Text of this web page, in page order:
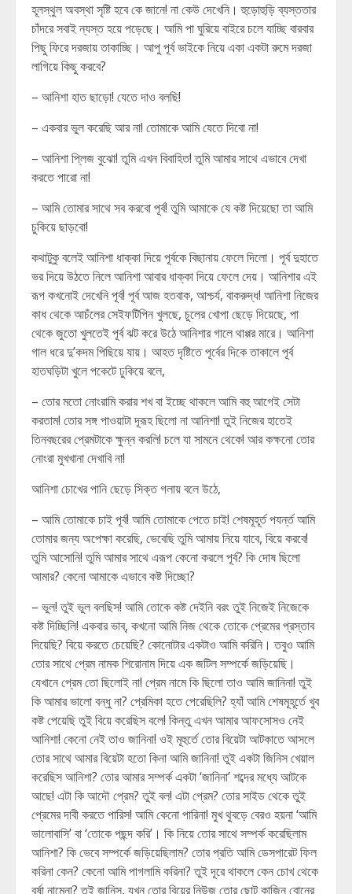
হূলস্থুল অবস্থা সৃষ্টি হবে কে জানে! না কেউ দেখেনি। হুড়োহুড়ি ব্যস্ততার
চাঁদরে সবাই ন্যস্ত হয়ে পড়েছে। আমি পা ঘুরিয়ে বাইরে চলে যাচ্ছি বারবার
পিছু ফিরে দরজায় তাকাচ্ছি। আপু পূর্ব ভাইকে নিয়ে একা একটা রুমে দরজা
লাগিয়ে কিছু করবে?
– আনিশা হাত ছাড়ো! যেতে দাও বলছি!
– একবার ভুল করেছি আর না! তোমাকে আমি যেতে দিবো না!
– আনিশা প্লিজ বুঝো! তুমি এখন বিবাহিত! তুমি আমার সাথে এভাবে দেখা
করতে পারো না!
– আমি তোমার সাথে সব করবো পূর্ব! তুমি আমাকে যে কষ্ট দিয়েছো তা আমি
চুকিয়ে ছাড়বো!
কথাটুকু বলেই আনিশা ধাক্কা দিয়ে পূর্বকে বিছানায় ফেলে দিলো। পূর্ব দুহাতে
ভর দিয়ে উঠতে নিলে আনিশা আবার ধাক্কা দিয়ে ফেলে দেয়। আনিশার এই
রূপ কখনোই দেখেনি পূর্ব! পূর্ব আজ হতবাক, আশ্চর্য, বাকরুদ্ধ! আনিশা নিজের
কাধ থেকে আচঁলের সেইফটিপিন খুলছে, চুলের খোপা ছেড়ে দিয়েছে, পা
থেকে জুতো খুলতেই পূর্ব ঝট করে উঠে আনিশার গালে থাপ্পর মারে। আনিশা
গাল ধরে দু’কদম পিছিয়ে যায়। আহত দৃষ্টিতে পূর্বের দিকে তাকালে পূর্ব
হাতঘড়িটা খুলে পকেটে ঢুকিয়ে বলে,
– তোর মতো নোংরামি করার শখ বা ইচ্ছে থাকলে আমি বহু আগেই সেটা
করতাম! তোর সঙ্গ পাওয়াটা দূরূহ ছিলো না আনিশা! তুই নিজের হাতেই
তিনবছরের প্রেমটাকে ক্ষুন্ন করলি! চলে যা সামনে থেকে! আর কক্ষনো তোর
নোংরা মুখখানা দেখাবি না!
আনিশা চোখের পানি ছেড়ে সিক্ত গলায় বলে উঠে,
– আমি তোমাকে চাই পূর্ব! আমি তোমাকে পেতে চাই! শেষমূহূর্ত পযর্ন্ত আমি
তোমার জন্য অপেক্ষা করেছি, ভেবেছি তুমি আমায় নিয়ে যাবে, বিয়ে করবে!
তুমি আসোনি! তুমি আমার সাথে এরূপ কেনো করলে পূর্ব? কি দোষ ছিলো
আমার? কেনো আমাকে এভাবে কষ্ট দিচ্ছো?
– ভুল! তুই ভুল বলছিস! আমি তোকে কষ্ট দেইনি বরং তুই নিজেই নিজেকে
কষ্ট দিচ্ছিলি! একবার ভাব্, কখনো আমি নিজ থেকে তোকে প্রেমের প্রস্তাব
দিয়েছি? বিয়ে করতে চেয়েছি? কোনোটার একটাও আমি করিনি। তবুও আমি
তোর সাথে প্রেম নামক শিরোনাম দিয়ে এক জটিল সম্পর্কে জড়িয়েছি।
যেখানে প্রেম তো ছিলোই না! প্রেম নামে কি ছিলো তাও আমি জানিনা! তুই
কি আমার ভালো বন্ধু না? প্রেমিকা হতে পেরেছিলি? হ্যাঁ আমি শেষমূহূর্তে খুব
কষ্ট পেয়েছি তুই বিয়ে করেছিস বলে! কিন্তু এখন আমার আফসোসও নেই
আনিশা! কেনো নেই তাও জানিনা! ওই মূহুর্তে তোর বিয়েটা আটকাতে আসলে
তোর সাথে আমার বিয়েটা হতো কিনা আমি জানিনা! তুই একটা জিনিস খেয়াল
করেছিস আনিশা? তোর আমার সম্পর্ক একটা ‘জানিনা’ শব্দের মধ্যে আটকে
আছে! এটা কি আদৌ প্রেম? তুই বল! এটা প্রেম? তোর সাইড থেকে তুই
প্রেমের দাবী করতে পারিস! আমি কেনো পারিনা! মুখ থুবড়ে বেরও হয়না ‘আমি
ভালোবাসি’ বা ‘তোকে পছন্দ করি’। কি নিয়ে তোর সাথে সম্পর্ক করেছিলাম
আনিশা? কি ভেবে সম্পর্কে জড়িয়েছিলাম? তোর প্রতি আমি ডেসপারেট ফিল
করিনা কেন? কেনো আমি পাগলামি করিনা? তুই দূরে থাকলে কেন চোখ থেকে
বর্ষা নামেনা? তুই জানিস, যখন তোর বিয়ের নিউজ তোর ছোট কাজিন বোনের